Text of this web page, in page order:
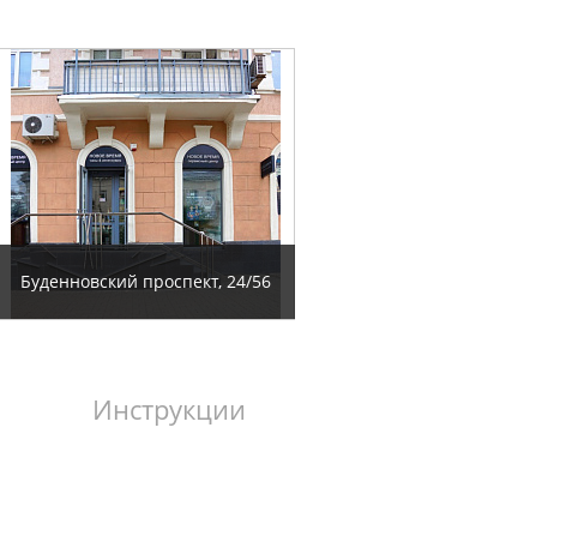
Буденновский проспект, 24/56
Инструкции